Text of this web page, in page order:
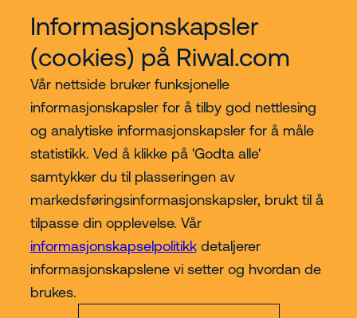
Informasjonskapsler
(cookies) på Riwal.com
Vår nettside bruker funksjonelle
informasjonskapsler for å tilby god nettlesing
og analytiske informasjonskapsler for å måle
statistikk. Ved å klikke på 'Godta alle'
samtykker du til plasseringen av
markedsføringsinformasjonskapsler, brukt til å
tilpasse din opplevelse. Vår
informasjonskapselpolitikkdetaljerer
informasjonskapslene vi setter og hvordan de
brukes.
Kjøp hos Riwal Norge
Contact
Mer